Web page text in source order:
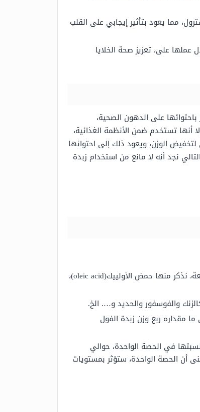
مما يعود بتأثير إيجابي على القلب
عملها على، تعزيز صحة الخلايا
على الدهون الصحية،
أنها تستخدم ضمن الأنظمة الغذائية،
الوزن، ويعود ذلك إلى احتوائها
نجد أنه لا مانع من استخدام زبدة
يمكن اعتبار معظم الدهون، الداخلة في تركيبها، من الدهون الصحية، التي ندعوها بالدهون الأحادية غير المشبعة، نذكر منها حمض الأولييك(oleic acid)،
أي أن البروتين يحتل ما مقداره ربع وزن زبدة الفول
نسبتها في الحصة الواحدة، حوالي
أن الحصة الواحدة، ستؤثر بمستويات